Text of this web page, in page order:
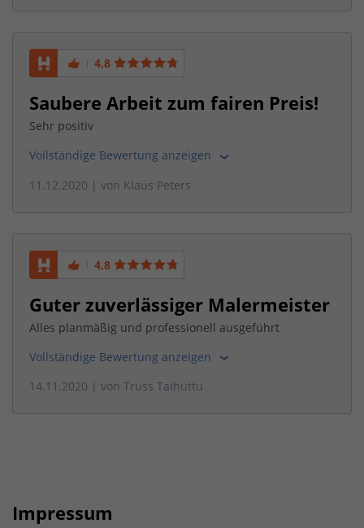
4,8
Saubere Arbeit zum fairen Preis!
Sehr positiv
Vollständige Bewertung anzeigen
11.12.2020 | von Klaus Peters
4,8
Guter zuverlässiger Malermeister
Alles planmäßig und professionell ausgeführt
Vollständige Bewertung anzeigen
14.11.2020 | von Truss Taihuttu
Impressum